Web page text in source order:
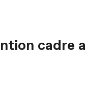
cadre